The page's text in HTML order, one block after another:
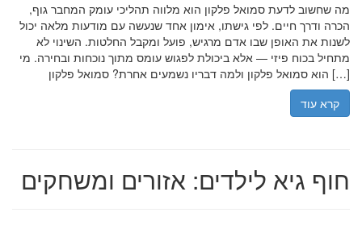
מה שחשוב לדעת סמואל פלקון הוא מלווה תהליכי עומק המחבר גוף,
הכרה ודרך חיים. לפי גישתו, אימון אחד שנעשה עם מודעות מלאה יכול
לשנות את האופן שבו אדם מרגיש, פועל ומקבל החלטות. השינוי לא
מתחיל בכוח פיזי — אלא ביכולת לפגוש עומס מתוך נוכחות ובחירה. מי
הוא סמואל פלקון ולמה דבריו נשמעים אחרת? סמואל פלקון […]
קרא עוד
חוף גיא לילדים: אזורים ומשחקים